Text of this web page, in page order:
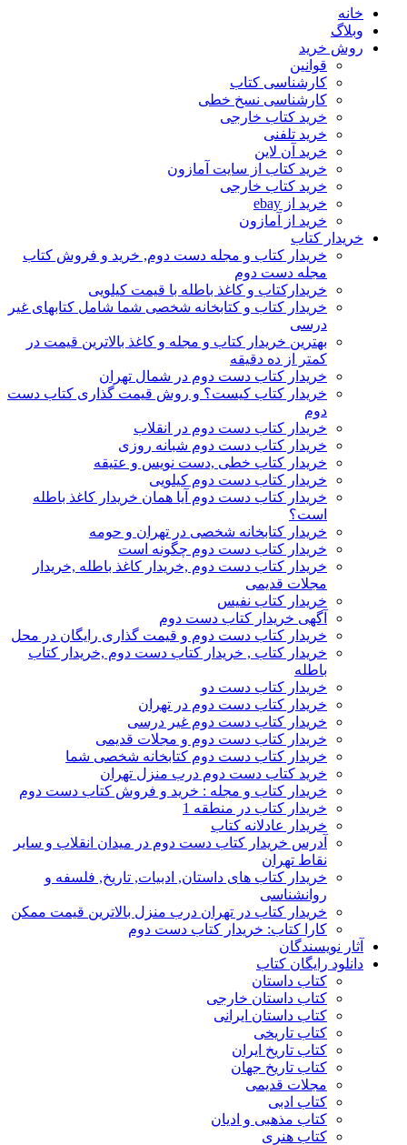
خانه
وبلاگ
روش خرید
قوانین
کارشناسی کتاب
کارشناسی نسخ خطی
خرید کتاب خارجی
خرید تلفنی
خرید آن لاین
خرید کتاب از سایت آمازون
خرید کتاب خارجی
خرید از ebay
خرید از آمازون
خریدار کتاب
خریدار کتاب و مجله دست دوم, خرید و فروش کتاب
مجله دست دوم
خریدارکتاب و کاغذ باطله با قیمت کیلویی
خریدار کتاب و کتابخانه شخصی شما شامل کتابهای غیر
درسی
بهترین خریدار کتاب و مجله و کاغذ بالاترین قیمت در
کمتر از ده دقیقه
خریدار کتاب دست دوم در شمال تهران
خریدار کتاب کیست؟ و روش قیمت گذاری کتاب دست
دوم
خریدار کتاب دست دوم در انقلاب
خریدار کتاب دست دوم شبانه روزی
خریدار کتاب خطی ,دست نویس و عتیقه
خریدار کتاب دست دوم کیلویی
خریدار کتاب دست دوم آیا همان خریدار کاغذ باطله
است؟
خریدار کتابخانه شخصی در تهران و حومه
خریدار کتاب دست دوم چگونه است
خریدار کتاب دست دوم ,خریدار کاغذ باطله ,خریدار
مجلات قدیمی
خریدار کتاب نفیس
آگهی خریدار کتاب دست دوم
خریدار کتاب دست دوم و قیمت گذاری رایگان در محل
خریدار کتاب , خریدار کتاب دست دوم ,خریدار کتاب
باطله
خریدار کتاب دست دو
خریدار کتاب دست دوم در تهران
خریدار کتاب دست دوم غیر درسی
خریدار کتاب دست دوم و مجلات قدیمی
خریدار کتاب دست دوم کتابخانه شخصی شما
خرید کتاب دست دوم درب منزل تهران
خریدار کتاب و مجله : خرید و فروش کتاب دست دوم
خریدار کتاب در منطقه 1
خریدار عادلانه کتاب
آدرس خریدار کتاب دست دوم در میدان انقلاب و سایر
نقاط تهران
خریدار کتاب های داستان, ادبیات, تاریخ, فلسفه و
روانشناسی
خریدار کتاب در تهران درب منزل بالاترین قیمت ممکن
کارا کتاب: خریدار کتاب دست دوم
آثار نویسندگان
دانلود رایگان کتاب
کتاب داستان
کتاب داستان خارجی
کتاب داستان ایرانی
کتاب تاریخی
کتاب تاریخ ایران
کتاب تاریخ جهان
مجلات قدیمی
کتاب ادبی
کتاب مذهبی و ادیان
کتاب هنری